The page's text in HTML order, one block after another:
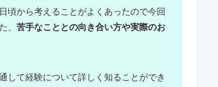
頃から考えることがよくあったので今回
、 苦手なこととの向き合い方や実際のお
して経験について詳しく知ることができ